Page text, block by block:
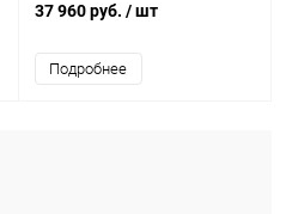
37 960 руб. / шт
Подробнее